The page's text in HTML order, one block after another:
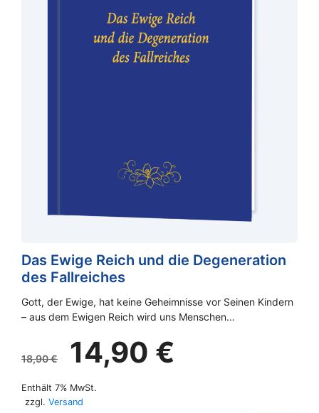
Das Ewige Reich und die Degeneration
des Fallreiches
Gott, der Ewige, hat keine Geheimnisse vor Seinen Kindern
– aus dem Ewigen Reich wird uns Menschen…
18,90€
Ursprünglicher
Preis
war:
18,90 €
14,90 €
Enthält 7% MwSt.
zzgl. Versand